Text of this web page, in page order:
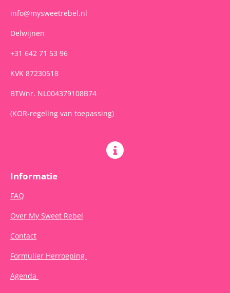
info@mysweetrebel.nl
Delwijnen
+31 642 71 53 96
KVK 87230518
BTWnr. NL004379108B74
(KOR-regeling van toepassing)
Informatie
FAQ
Over My Sweet Rebel
Contact
Formulier Herroeping
Agenda